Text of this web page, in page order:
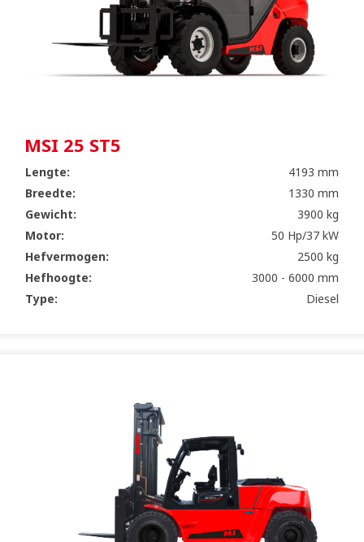
MSI 25 ST5
Lengte:
4193 mm
Breedte:
1330 mm
Gewicht:
3900 kg
Motor:
50 Hp/37 kW
Hefvermogen:
2500 kg
Hefhoogte:
3000 - 6000 mm
Type:
Diesel